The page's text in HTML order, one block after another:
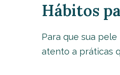
Hábitos
Para que sua
atento a práticas